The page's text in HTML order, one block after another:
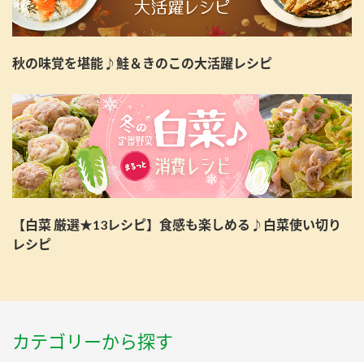
秋の味覚を堪能♪鮭＆きのこの大活躍レシピ
【白菜 厳選★13レシピ】食感も楽しめる♪白菜使い切り
レシピ
カテゴリーから探す